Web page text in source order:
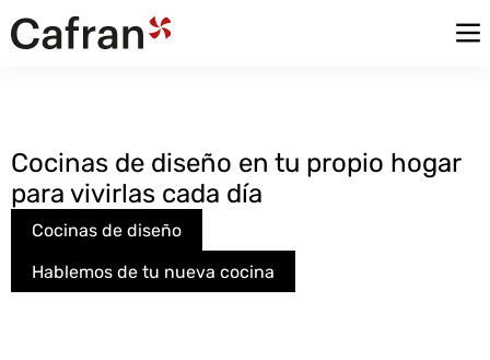
Cocinas de diseño en tu propio hogar
para vivirlas cada día
Cocinas de diseño
Hablemos de tu nueva cocina